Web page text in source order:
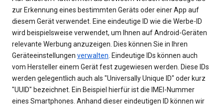
zur Erkennung eines bestimmten Geräts oder einer App auf
diesem Gerät verwendet. Eine eindeutige ID wie die Werbe-ID
wird beispielsweise verwendet, um Ihnen auf Android-Geräten
relevante Werbung anzuzeigen. Dies können Sie in Ihren
Geräteeinstellungen verwalten. Eindeutige IDs können auch
vom Hersteller einem Gerät fest zugewiesen werden. Diese IDs
werden gelegentlich auch als "Universally Unique ID" oder kurz
"UUID" bezeichnet. Ein Beispiel hierfür ist die IMEI-Nummer
eines Smartphones. Anhand dieser eindeutigen ID können wir